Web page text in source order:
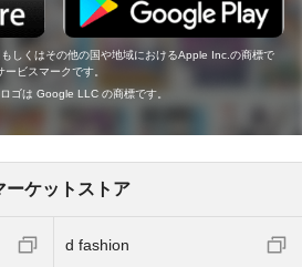
しくはその他の国や地域におけるApple Inc.の商標で
ビスマークです。
ゴは Google LLC の商標です。
ーケットストア
d fashion